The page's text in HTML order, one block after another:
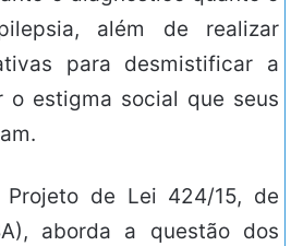
além de realizar
para desmistificar a
o estigma social que seus
Projeto de Lei 424/15, de
aborda a questão dos